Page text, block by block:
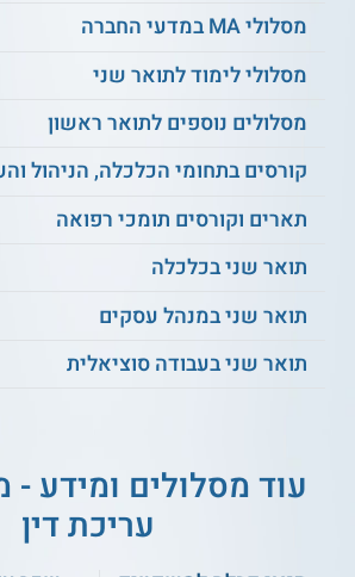
למידע נוסף לחצו:האוניברסיטה
מסלולי MA במדעי החברה
מסלולי לימוד לתואר שני
מסלולים נוספים לתואר ראשון
קורסים בתחומי הכלכלה, הניהול
תארים וקורסים תומכי רפואה
תואר שני בכלכלה
תואר שני במנהל עסקים
תואר שני בעבודה סוציאלית
עוד מסלולים ומידע
עריכת דין